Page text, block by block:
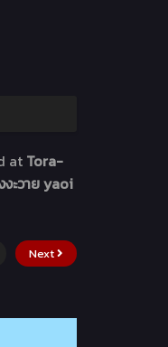
at Tora-
ะวาย yaoi
Next